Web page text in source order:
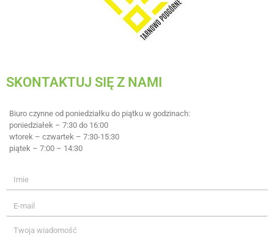
SKONTAKTUJ SIĘ Z NAMI
Biuro czynne od poniedziałku do piątku w godzinach:
poniedziałek – 7:30 do 16:00
wtorek – czwartek – 7:30-15:30
piątek – 7:00 – 14:30